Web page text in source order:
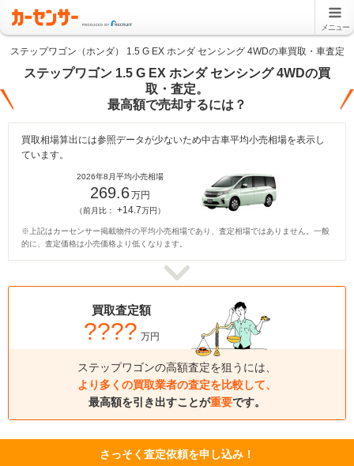
メニュー
ステップワゴン（ホンダ） 1.5 G EX ホンダ センシング 4WDの車買取・車査定
ステップワゴン 1.5 G EX ホンダ センシング 4WDの買
取・査定。
最高額で売却するには？
買取相場算出には参照データが少ないため中古車平均小売相場を表示し
ています。
2026年8月平均小売相場
269.6万円
（前月比： +14.7万円）
※上記はカーセンサー掲載物件の平均小売相場であり、査定相場ではありません。一般
的に、査定価格は小売価格より低くなります。
買取査定額
???? 万円
ステップワゴンの高額査定を狙うには、
より多くの買取業者の査定を比較して、
最高額を引き出すことが重要です。
さっそく査定依頼を申し込み！